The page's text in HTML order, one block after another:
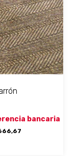
bancaria